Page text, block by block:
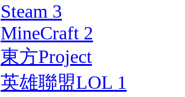
Steam 3
MineCraft 2
東方Project
英雄聯盟LOL 1